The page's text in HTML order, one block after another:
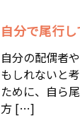
自分で尾行
自分の配偶者
もしれないと
ために、自ら
方 […]